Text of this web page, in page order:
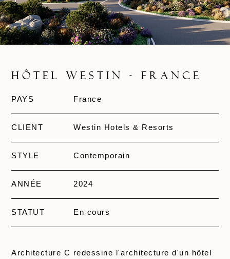
Hôtel Westin - France
PAYS France
CLIENT Westin Hotels & Resorts
STYLE Contemporain
ANNÉE 2024
STATUT En cours
Architecture C redessine l'architecture d'un hôtel